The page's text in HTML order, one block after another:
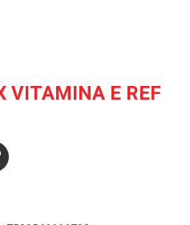
VITAMINA E REF